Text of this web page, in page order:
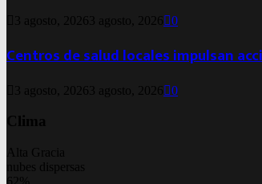
3 agosto, 2026 3 agosto, 2026 0
Centros de salud locales impulsan
3 agosto, 2026 3 agosto, 2026 0
Clima
Alta Gracia
nubes dispersas